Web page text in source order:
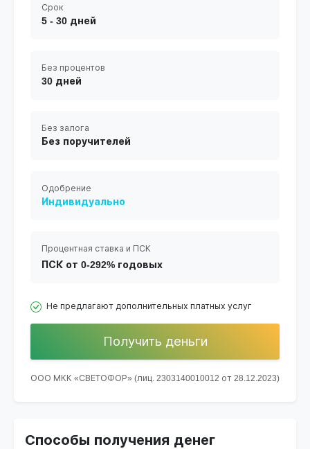
Срок
5 - 30 дней
Без процентов
30 дней
Без залога
Без поручителей
Одобрение
Индивидуально
Процентная ставка и ПСК
ПСК от 0-292% годовых
Не предлагают дополнительных платных услуг
Получить деньги
ООО МКК «СВЕТОФОР» (лиц. 2303140010012 от 28.12.2023)
Способы получения денег